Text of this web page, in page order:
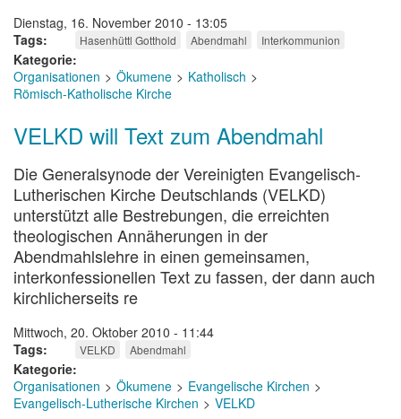
Dienstag, 16. November 2010 - 13:05
Tags
Hasenhüttl Gotthold Abendmahl Interkommunion
Kategorie
Organisationen
Ökumene
Katholisch
Römisch-Katholische Kirche
VELKD will Text zum Abendmahl
Die Generalsynode der Vereinigten Evangelisch-
Lutherischen Kirche Deutschlands (VELKD)
unterstützt alle Bestrebungen, die erreichten
theologischen Annäherungen in der
Abendmahlslehre in einen gemeinsamen,
interkonfessionellen Text zu fassen, der dann auch
kirchlicherseits re
Mittwoch, 20. Oktober 2010 - 11:44
Tags
VELKD Abendmahl
Kategorie
Organisationen
Ökumene
Evangelische Kirchen
Evangelisch-Lutherische Kirchen
VELKD